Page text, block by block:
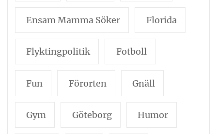
Ensam Mamma Söker Florida
Flyktingpolitik Fotboll
Fun Förorten Gnäll
Gym Göteborg Humor